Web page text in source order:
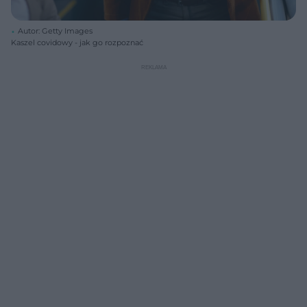
Autor: Getty Images
Kaszel covidowy - jak go rozpoznać